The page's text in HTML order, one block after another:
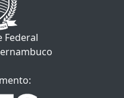
Federal